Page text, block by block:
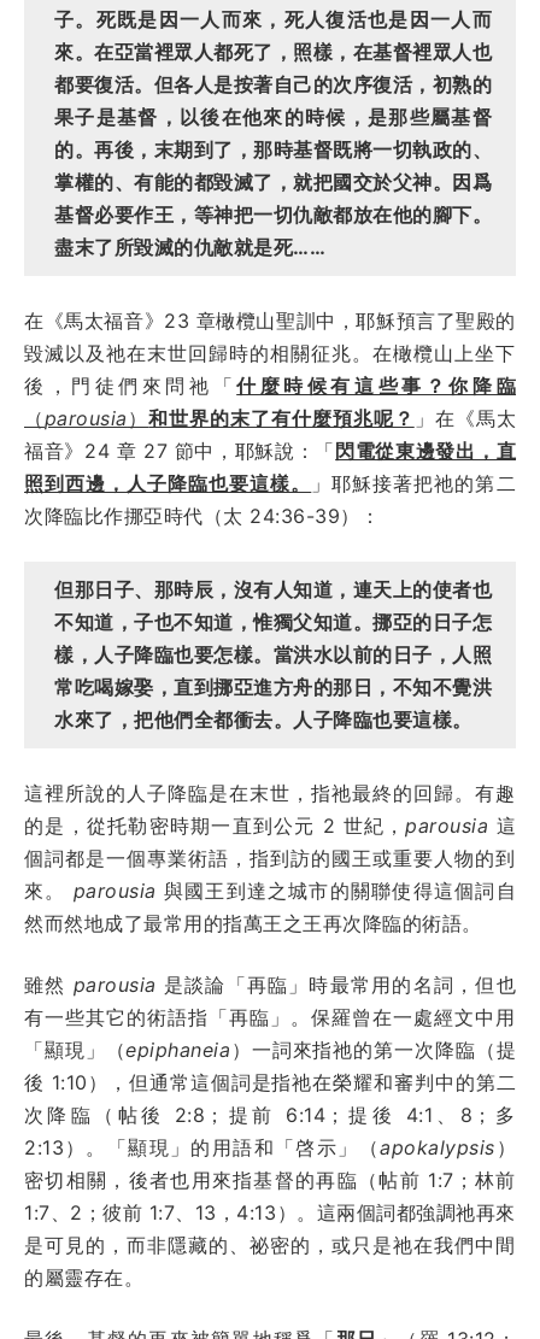
子。死既是因一人而來，死人復活也是因一人而
來。在亞當裡眾人都死了，照樣，在基督裡眾人也
都要復活。但各人是按著自己的次序復活，初熟的
果子是基督，以後在他來的時候，是那些屬基督
的。再後，末期到了，那時基督既將一切執政的、
掌權的、有能的都毀滅了，就把國交於父神。因爲
基督必要作王，等神把一切仇敵都放在他的腳下。
盡末了所毀滅的仇敵就是死……
在《馬太福音》23 章橄欖山聖訓中，耶穌預言了聖殿的
毀滅以及祂在末世回歸時的相關征兆。在橄欖山上坐下
後，門徒們來問祂「什麼時候有這些事？你降臨
（parousia ）和世界的末了有什麼預兆呢？ 」在《馬太
福音》24 章 27 節中，耶穌說：「閃電從東邊發出，直
照到西邊，人子降臨也要這樣。
」耶穌接著把祂的第二
次降臨比作挪亞時代（太 24:36-39）：
但那日子、那時辰，沒有人知道，連天上的使者也
不知道，子也不知道，惟獨父知道。挪亞的日子怎
樣，人子降臨也要怎樣。當洪水以前的日子，人照
常吃喝嫁娶，直到挪亞進方舟的那日，不知不覺洪
水來了，把他們全都衝去。人子降臨也要這樣。
這裡所說的人子降臨是在末世，指祂最終的回歸。有趣
的是，從托勒密時期一直到公元 2 世紀，parousia 這
個詞都是一個專業術語，指到訪的國王或重要人物的到
來。 parousia 與國王到達之城市的關聯使得這個詞自
然而然地成了最常用的指萬王之王再次降臨的術語。
雖然 parousia 是談論「再臨」時最常用的名詞，但也
有一些其它的術語指「再臨」。保羅曾在一處經文中用
「顯現」（epiphaneia ）一詞來指祂的第一次降臨（提
後 1:10），但通常這個詞是指祂在榮耀和審判中的第二
次降臨（帖後 2:8；提前 6:14；提後 4:1、8；多
2:13）。「顯現」的用語和「啓示」（apokalypsis ）
密切相關，後者也用來指基督的再臨（帖前 1:7；林前
1:7、2；彼前 1:7、13，4:13）。這兩個詞都強調祂再來
是可見的，而非隱藏的、祕密的，或只是祂在我們中間
的屬靈存在。